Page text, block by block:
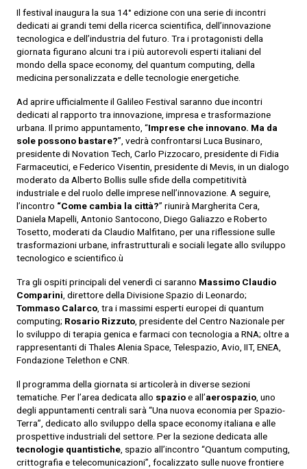
Il festival inaugura la sua 14° edizione con una serie di incontri
dedicati ai grandi temi della ricerca scientifica, dell’innovazione
tecnologica e dell’industria del futuro. Tra i protagonisti della
giornata figurano alcuni tra i più autorevoli esperti italiani del
mondo della space economy, del quantum computing, della
medicina personalizzata e delle tecnologie energetiche.
Ad aprire ufficialmente il Galileo Festival saranno due incontri
dedicati al rapporto tra innovazione, impresa e trasformazione
urbana. Il primo appuntamento, “Imprese che innovano. Ma da
sole possono bastare?”, vedrà confrontarsi Luca Businaro,
presidente di Novation Tech, Carlo Pizzocaro, presidente di Fidia
Farmaceutici, e Federico Visentin, presidente di Mevis, in un dialogo
moderato da Alberto Bollis sulle sfide della competitività
industriale e del ruolo delle imprese nell’innovazione. A seguire,
l’incontro “Come cambia la città?” riunirà Margherita Cera,
Daniela Mapelli, Antonio Santocono, Diego Galiazzo e Roberto
Tosetto, moderati da Claudio Malfitano, per una riflessione sulle
trasformazioni urbane, infrastrutturali e sociali legate allo sviluppo
tecnologico e scientifico.ù
Tra gli ospiti principali del venerdì ci saranno Massimo Claudio
Comparini, direttore della Divisione Spazio di Leonardo;
Tommaso Calarco, tra i massimi esperti europei di quantum
computing; Rosario Rizzuto, presidente del Centro Nazionale per
lo sviluppo di terapia genica e farmaci con tecnologia a RNA; oltre a
rappresentanti di Thales Alenia Space, Telespazio, Avio, IIT, ENEA,
Fondazione Telethon e CNR.
Il programma della giornata si articolerà in diverse sezioni
tematiche. Per l’area dedicata allo spazioe all’aerospazio, uno
degli appuntamenti centrali sarà “Una nuova economia per Spazio-
Terra”, dedicato allo sviluppo della space economy italiana e alle
prospettive industriali del settore. Per la sezione dedicata alle
tecnologie quantistiche, spazio all’incontro “Quantum computing,
crittografia e telecomunicazioni”, focalizzato sulle nuove frontiere